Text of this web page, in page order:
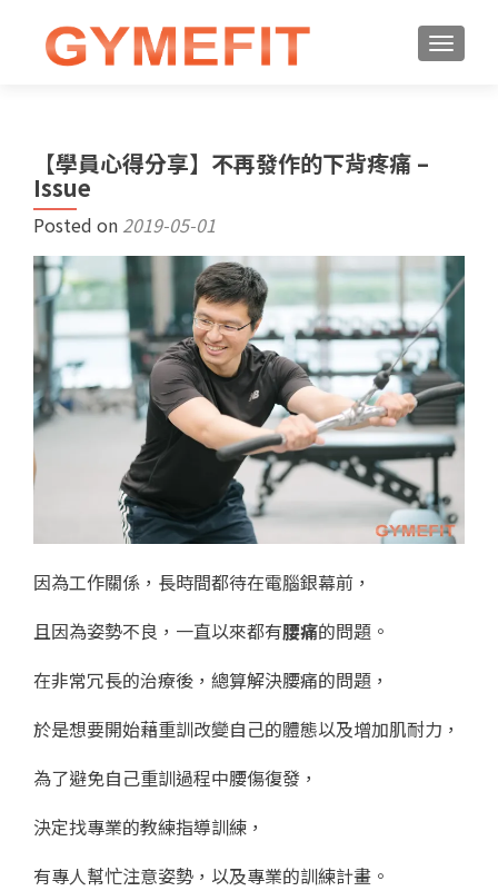
【學員心得分享】不再發作的下背疼痛 –
Issue
Posted on 2019-05-01
因為工作關係，長時間都待在電腦銀幕前，
且因為姿勢不良，一直以來都有腰痛的問題。
在非常冗長的治療後，總算解決腰痛的問題，
於是想要開始藉重訓改變自己的體態以及增加肌耐力，
為了避免自己重訓過程中腰傷復發，
決定找專業的教練指導訓練，
有專人幫忙注意姿勢，以及專業的訓練計畫。